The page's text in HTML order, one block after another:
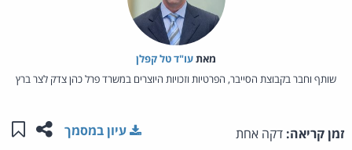
מאת‏עו"ד טל קפלן
שותף וחבר בקבוצת הסייבר, הפרטיות וזכויות היוצרים במשרד פרל כהן צדק לצר ברץ
זמן קריאה: דקה אחת שתפו
עיון במסמך